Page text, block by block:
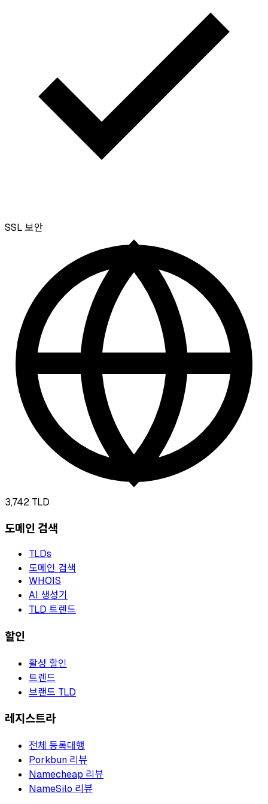
SSL 보안
3,742 TLD
도메인 검색
TLDs
도메인 검색
WHOIS
AI 생성기
TLD 트렌드
할인
활성 할인
트렌드
브랜드 TLD
레지스트라
전체 등록대행
Porkbun 리뷰
Namecheap 리뷰
NameSilo 리뷰